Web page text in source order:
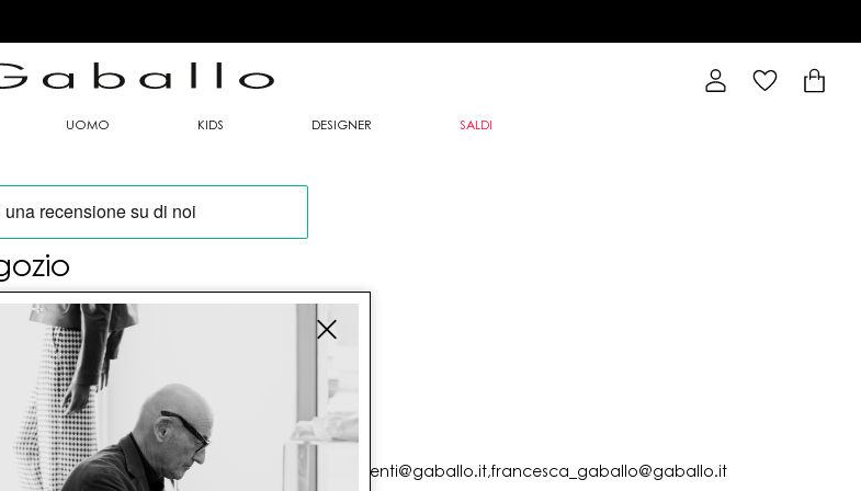
UOMO KIDS DESIGNER SALDI
articolo solo presso i nostri
00053 Civitavecchia (RM)